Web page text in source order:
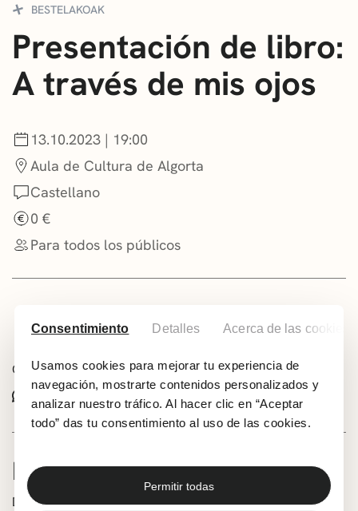
Consentimiento Detalles Acerca de las cookies
Usamos cookies para mejorar tu experiencia de
navegación, mostrarte contenidos personalizados y
analizar nuestro tráfico. Al hacer clic en “Aceptar
todo” das tu consentimiento al uso de las cookies.
Permitir todas
NOTICIAS
GETXO KULTURA
ASOCIACIONES CULTURALES
BESTELAKOAK
Presentación de libro:
A través de mis ojos
13.10.2023 | 19:00
Aula de Cultura de Algorta
Castellano
0 €
Para todos los públicos
Añadir a tu calendario
Comparte este evento:
Whatsapp
INFORMACIÓN
De la mano de Guzmán Aranaga (autor)